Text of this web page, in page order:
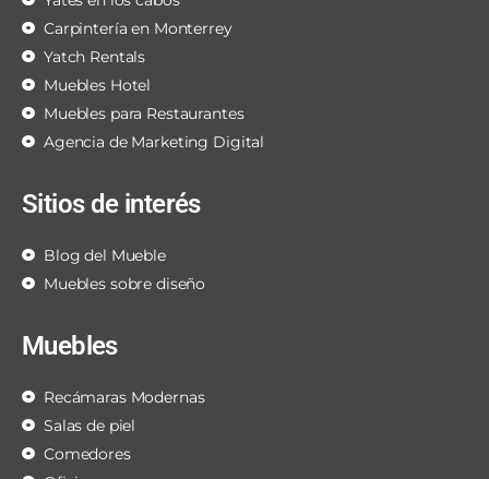
Carpintería en Monterrey
Yatch Rentals
Muebles Hotel
Muebles para Restaurantes
Agencia de Marketing Digital
Sitios de interés
Blog del Mueble
Muebles sobre diseño
Muebles
Recámaras Modernas
Salas de piel
Comedores